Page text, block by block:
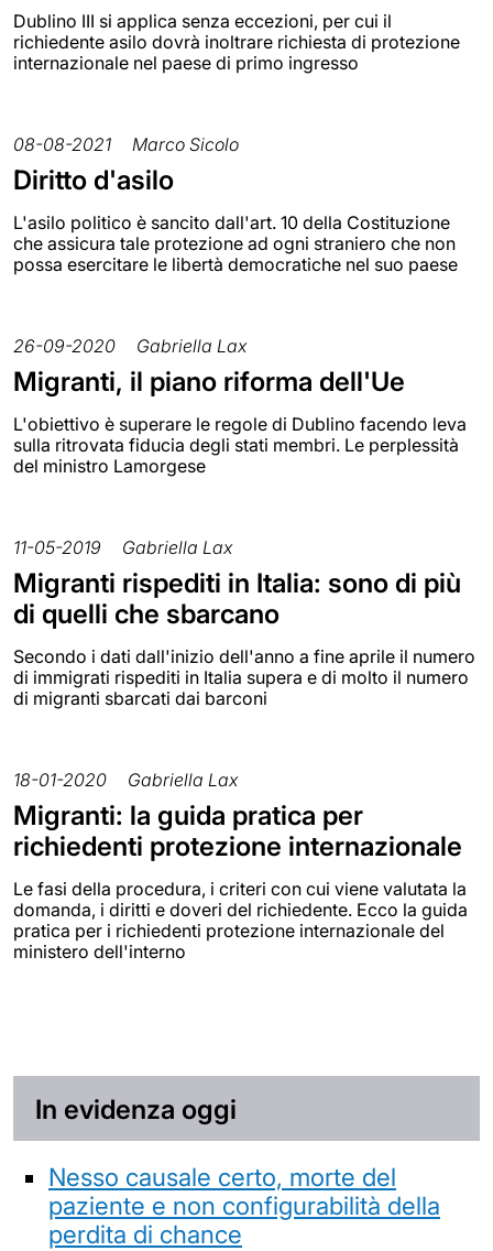
Dublino III si applica senza eccezioni, per cui il
richiedente asilo dovrà inoltrare richiesta di protezione
internazionale nel paese di primo ingresso
08-08-2021 Marco Sicolo
Diritto d'asilo
L'asilo politico è sancito dall'art. 10 della Costituzione
che assicura tale protezione ad ogni straniero che non
possa esercitare le libertà democratiche nel suo paese
26-09-2020 Gabriella Lax
Migranti, il piano riforma dell'Ue
L'obiettivo è superare le regole di Dublino facendo leva
sulla ritrovata fiducia degli stati membri. Le perplessità
del ministro Lamorgese
11-05-2019 Gabriella Lax
Migranti rispediti in Italia: sono di più
di quelli che sbarcano
Secondo i dati dall'inizio dell'anno a fine aprile il numero
di immigrati rispediti in Italia supera e di molto il numero
di migranti sbarcati dai barconi
18-01-2020 Gabriella Lax
Migranti: la guida pratica per
richiedenti protezione internazionale
Le fasi della procedura, i criteri con cui viene valutata la
domanda, i diritti e doveri del richiedente. Ecco la guida
pratica per i richiedenti protezione internazionale del
ministero dell'interno
In evidenza oggi
Nesso causale certo, morte del
paziente e non configurabilità della
perdita di chance